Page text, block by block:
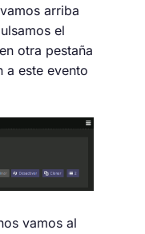
arriba
el
otra pestaña
a este evento
vamos al